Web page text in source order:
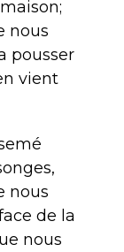
nous
pousser
vient
nous
de la
nous